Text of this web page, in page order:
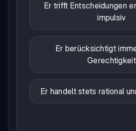
Er trifft Entscheidungen
impulsiv
Er berücksichtigt
Gerechtigkeit
Er handelt stets rational